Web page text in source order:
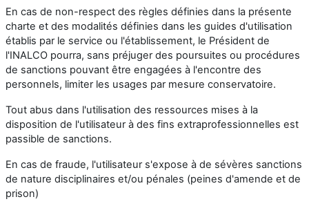
En cas de non-respect des règles définies dans la présente
charte et des modalités définies dans les guides d'utilisation
établis par le service ou l'établissement, le Président de
l'INALCO pourra, sans préjuger des poursuites ou procédures
de sanctions pouvant être engagées à l'encontre des
personnels, limiter les usages par mesure conservatoire.
Tout abus dans l'utilisation des ressources mises à la
disposition de l'utilisateur à des fins extraprofessionnelles est
passible de sanctions.
En cas de fraude, l'utilisateur s'expose à de sévères sanctions
de nature disciplinaires et/ou pénales (peines d'amende et de
prison)